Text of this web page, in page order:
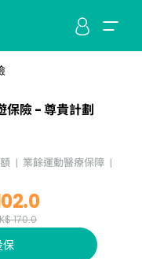
保險 - 尊貴計劃
業餘運動醫療保障
170.0
保